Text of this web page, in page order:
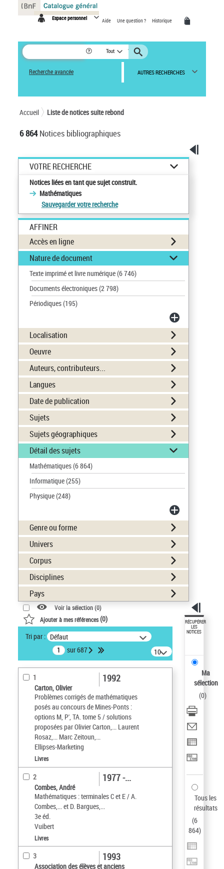
Espace personnel Aide Une question ? Historique
Tout
Recherche avancée AUTRES RECHERCHES
Accueil Liste de notices suite rebond
6 864Notices bibliographiques
VOTRE RECHERCHE
Notices liées en tant que sujet construit.
Mathématiques
Sauvegarder votre recherche
AFFINER
Accès en ligne
Nature de document
Texte imprimé et livre numérique(6 746)
Documents électroniques(2 798)
Périodiques(195)
Localisation
Oeuvre
Auteurs, contributeurs...
Langues
Date de publication
Sujets
Sujets géographiques
Détail des sujets
Mathématiques(6 864)
Informatique(255)
Physique(248)
Genre ou forme
Univers
Corpus
Disciplines
Pays
Voir la sélection (0)
Ajouter à mes références(0)
Tri par : Défaut
sur 687
10
résultats/page
1
Carton, Olivier
Problèmes corrigés de mathématiques
posés au concours de Mines-Ponts :
options M, P', TA. tome 5 / solutions
proposées par Olivier Carton,... Laurent
Rosaz,... Marc Zeitoun,...
Ellipses-Marketing
1992
Livres
2
Combes, André
Mathématiques : terminales C et E / A.
Combes,... et D. Bargues,...
3e éd.
Vuibert
1977 -...
Livres
3
Association des élèves et anciens
1993
RÉCUPÉRER
LES
NOTICES
Ma
sélection
(0)
Tous les
résultats
(6
864)
Panneau de gestion des cookies